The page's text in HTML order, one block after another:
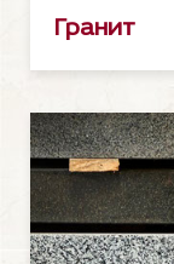
Гранит